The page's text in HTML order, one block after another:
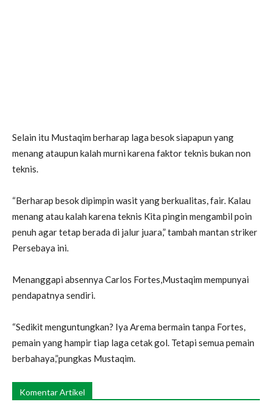
Selain itu Mustaqim berharap laga besok siapapun yang
menang ataupun kalah murni karena faktor teknis bukan non
teknis.
“Berharap besok dipimpin wasit yang berkualitas, fair. Kalau
menang atau kalah karena teknis Kita pingin mengambil poin
penuh agar tetap berada di jalur juara,” tambah mantan striker
Persebaya ini.
Menanggapi absennya Carlos Fortes,Mustaqim mempunyai
pendapatnya sendiri.
“Sedikit menguntungkan? Iya Arema bermain tanpa Fortes,
pemain yang hampir tiap laga cetak gol. Tetapi semua pemain
berbahaya,”pungkas Mustaqim.
Komentar Artikel